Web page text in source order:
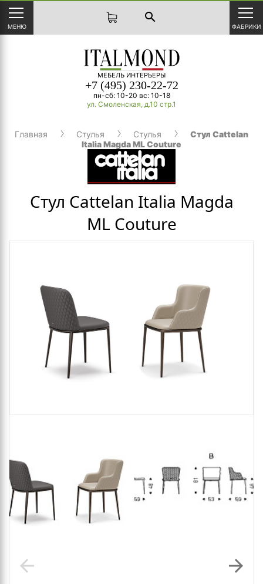
МЕНЮ
search
ФАБРИКИ
МЕБЕЛЬ ИНТЕРЬЕРЫ
+7 (495) 230-22-72
пн-сб: 10-20 вс: 10-18
ул. Смоленская, д.10 стр.1
Главная Стулья Стулья
Стул Cattelan
Italia Magda ML Couture
Стул Cattelan Italia Magda
ML Couture
arrow_back arrow_forward